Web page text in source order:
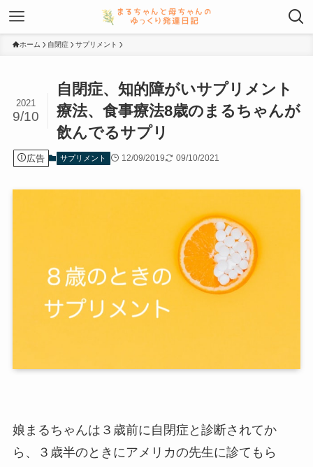
ホーム 自閉症 サプリメント
自閉症、知的障がいサプリメント
療法、食事療法8歳のまるちゃんが
飲んでるサプリ
2021
9/10
広告 サプリメント 12/09/2019 09/10/2021
娘まるちゃんは３歳前に自閉症と診断されてか
ら、３歳半のときにアメリカの先生に診てもら